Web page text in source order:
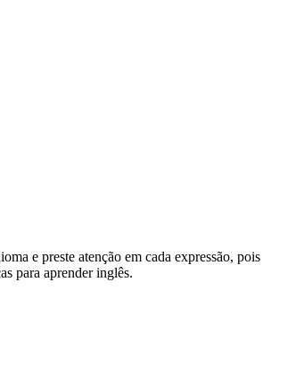
e preste atenção em cada expressão, pois
para aprender inglês.